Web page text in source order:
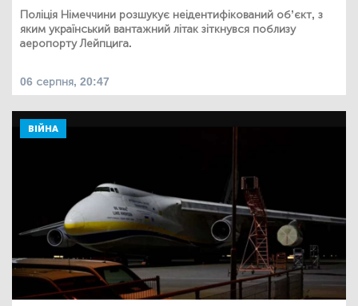
Поліція Німеччини розшукує неідентифікований об’єкт, з
яким український вантажний літак зіткнувся поблизу
аеропорту Лейпцига.
06 серпня, 20:47
ВІЙНА